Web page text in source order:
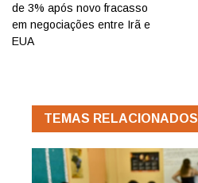
de 3% após novo fracasso
em negociações entre Irã e
EUA
TEMAS RELACIONADOS